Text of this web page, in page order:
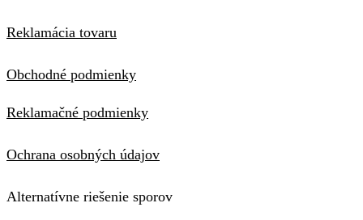
Reklamácia tovaru
Obchodné podmienky
Reklamačné podmienky
Ochrana osobných údajov
Alternatívne riešenie sporov